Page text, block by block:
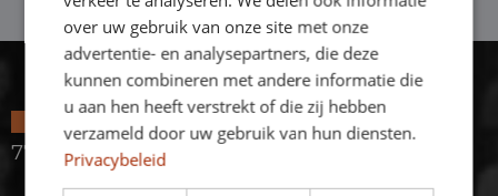
4.7 / 5.0
779 reviews
over uw gebruik van onze site met onze
advertentie- en analysepartners, die deze
kunnen combineren met andere informatie die
u aan hen heeft verstrekt of die zij hebben
verzameld door uw gebruik van hun diensten.
Privacybeleid